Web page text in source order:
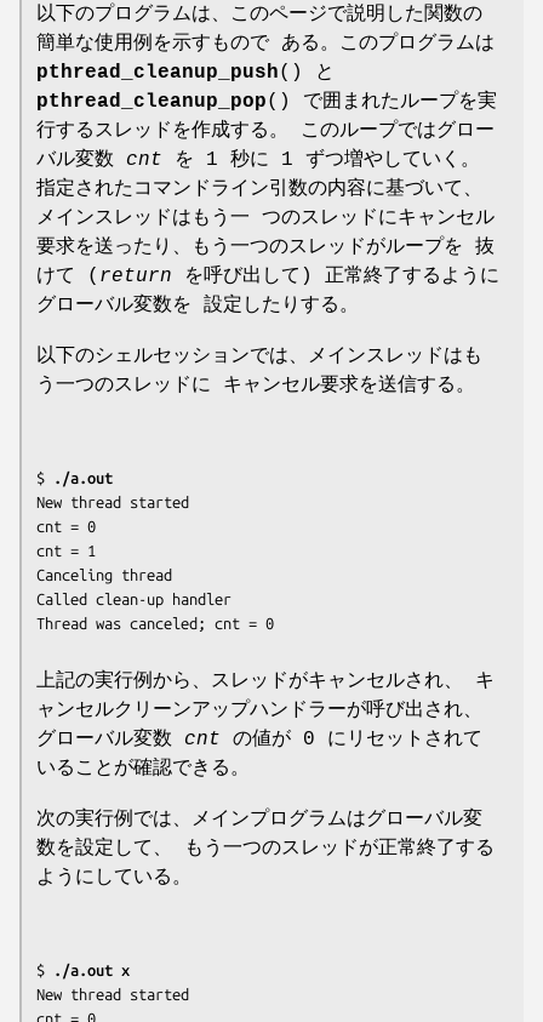
以下のプログラムは、このページで説明した関数の
簡単な使用例を示すもので ある。このプログラムは
pthread_cleanup_push() と
pthread_cleanup_pop() で囲まれたループを実
行するスレッドを作成する。 このループではグロー
バル変数 cnt を 1 秒に 1 ずつ増やしていく。
指定されたコマンドライン引数の内容に基づいて、
メインスレッドはもう一 つのスレッドにキャンセル
要求を送ったり、もう一つのスレッドがループを 抜
けて ( return を呼び出して) 正常終了するように
グローバル変数を 設定したりする。
以下のシェルセッションでは、メインスレッドはも
う一つのスレッドに キャンセル要求を送信する。
$
./a.out
New thread started
cnt = 0
cnt = 1
Canceling thread
Called clean-up handler
上記の実行例から、スレッドがキャンセルされ、 キ
ャンセルクリーンアップハンドラーが呼び出され、
グローバル変数 cnt の値が 0 にリセットされて
いることが確認できる。
次の実行例では、メインプログラムはグローバル変
数を設定して、 もう一つのスレッドが正常終了する
ようにしている。
$
./a.out x
New thread started